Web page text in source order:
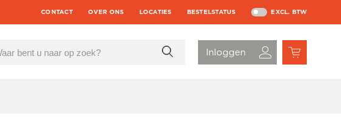
CONTACT OVER ONS LOCATIES BESTELSTATUS EXCL. BTW